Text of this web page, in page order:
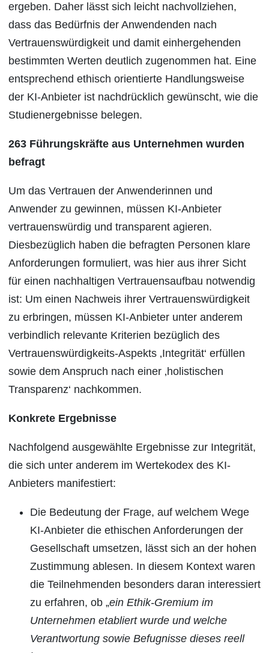
ergeben. Daher lässt sich leicht nachvollziehen,
dass das Bedürfnis der Anwendenden nach
Vertrauenswürdigkeit und damit einhergehenden
bestimmten Werten deutlich zugenommen hat. Eine
entsprechend ethisch orientierte Handlungsweise
der KI-Anbieter ist nachdrücklich gewünscht, wie die
Studienergebnisse belegen.
263 Führungskräfte aus Unternehmen wurden
befragt
Um das Vertrauen der Anwenderinnen und
Anwender zu gewinnen, müssen KI-Anbieter
vertrauenswürdig und transparent agieren.
Diesbezüglich haben die befragten Personen klare
Anforderungen formuliert, was hier aus ihrer Sicht
für einen nachhaltigen Vertrauensaufbau notwendig
ist: Um einen Nachweis ihrer Vertrauenswürdigkeit
zu erbringen, müssen KI-Anbieter unter anderem
verbindlich relevante Kriterien bezüglich des
Vertrauenswürdigkeits-Aspekts ‚Integrität‘ erfüllen
sowie dem Anspruch nach einer ‚holistischen
Transparenz‘ nachkommen.
Konkrete Ergebnisse
Nachfolgend ausgewählte Ergebnisse zur Integrität,
die sich unter anderem im Wertekodex des KI-
Anbieters manifestiert:
Die Bedeutung der Frage, auf welchem Wege
KI-Anbieter die ethischen Anforderungen der
Gesellschaft umsetzen, lässt sich an der hohen
Zustimmung ablesen. In diesem Kontext waren
die Teilnehmenden besonders daran interessiert
zu erfahren, ob „ein Ethik-Gremium im
Unternehmen etabliert wurde und welche
Verantwortung sowie Befugnisse dieses reell